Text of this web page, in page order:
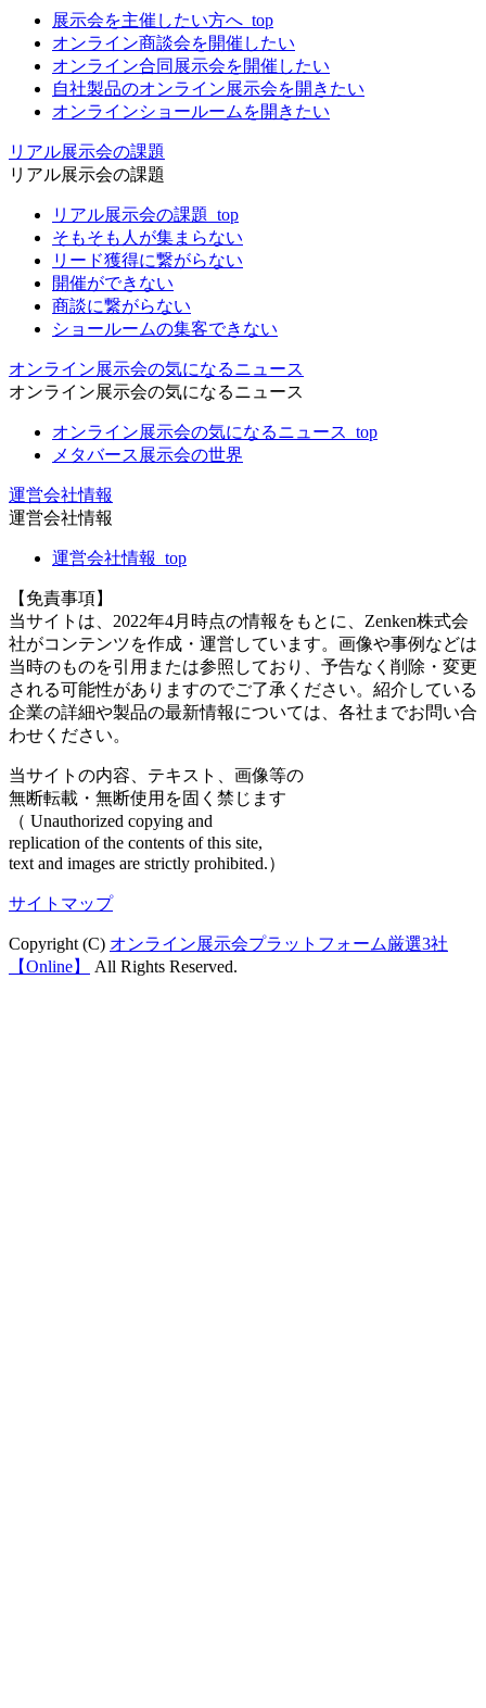
展示会を主催したい方へ_top
オンライン商談会を開催したい
オンライン合同展示会を開催したい
自社製品のオンライン展示会を開きたい
オンラインショールームを開きたい
リアル展示会の課題
リアル展示会の課題
リアル展示会の課題_top
そもそも人が集まらない
リード獲得に繋がらない
開催ができない
商談に繋がらない
ショールームの集客できない
オンライン展示会の気になるニュース
オンライン展示会の気になるニュース
オンライン展示会の気になるニュース_top
メタバース展示会の世界
運営会社情報
運営会社情報
運営会社情報_top
【免責事項】
当サイトは、2022年4月時点の情報をもとに、Zenken株式会
社がコンテンツを作成・運営しています。画像や事例などは
当時のものを引用または参照しており、予告なく削除・変更
される可能性がありますのでご了承ください。紹介している
企業の詳細や製品の最新情報については、各社までお問い合
わせください。
当サイトの内容、テキスト、画像等の
無断転載・無断使用を固く禁じます
（ Unauthorized copying and
replication of the contents of this site,
text and images are strictly prohibited.）
サイトマップ
Copyright (C) オンライン展示会プラットフォーム厳選3社
【Online】
All Rights Reserved.